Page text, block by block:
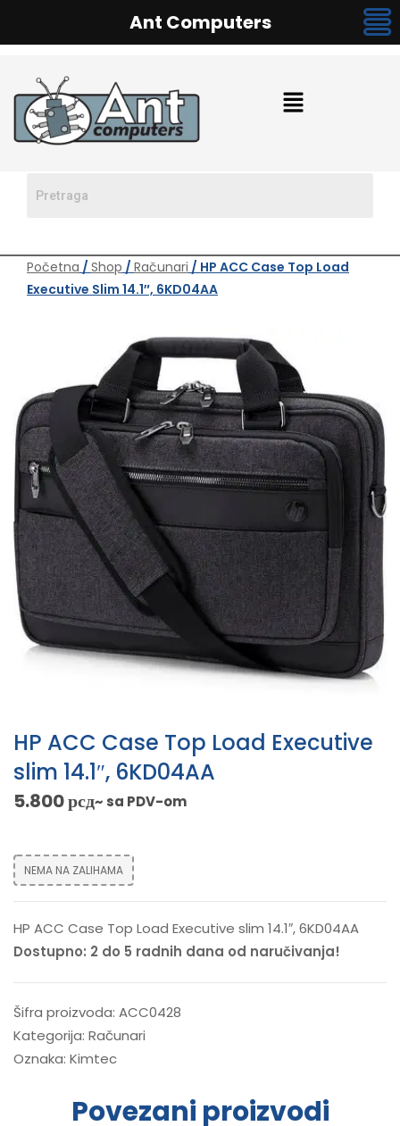
Početna / Shop / Računari / HP ACC Case Top Load
Executive Slim 14.1″, 6KD04AA
HP ACC Case Top Load Executive
slim 14.1″, 6KD04AA
5.800рсд~ sa PDV-om
NEMA NA ZALIHAMA
HP ACC Case Top Load Executive slim 14.1″, 6KD04AA
Dostupno: 2 do 5 radnih dana od naručivanja!
Šifra proizvoda: ACC0428
Kategorija: Računari
Oznaka: Kimtec
Povezani proizvodi
Ant Computers